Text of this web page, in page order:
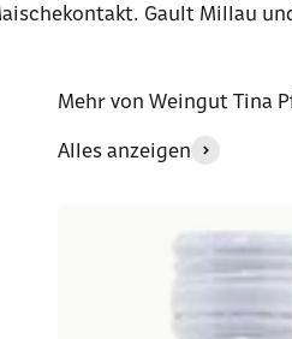
Gault Millau
Mehr von Weingut Tina
Alles anzeigen